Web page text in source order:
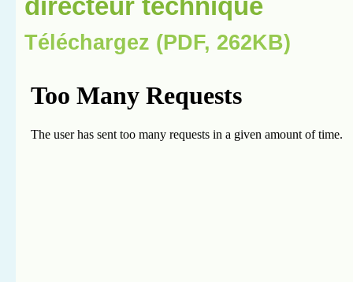
directeur technique
Téléchargez (PDF, 262KB)